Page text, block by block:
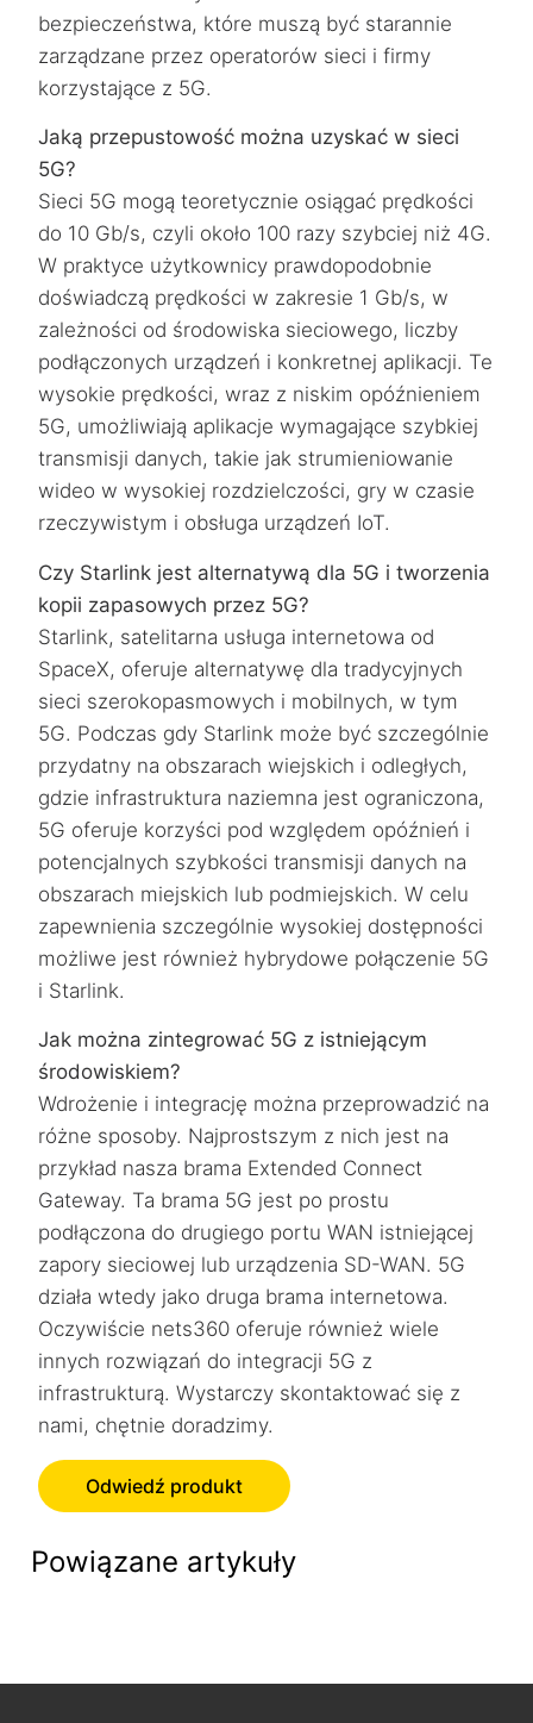
bezpieczeństwa, które muszą być starannie
zarządzane przez operatorów sieci i firmy
korzystające z 5G.
Jaką przepustowość można uzyskać w sieci
5G?
Sieci 5G mogą teoretycznie osiągać prędkości
do 10 Gb/s, czyli około 100 razy szybciej niż 4G.
W praktyce użytkownicy prawdopodobnie
doświadczą prędkości w zakresie 1 Gb/s, w
zależności od środowiska sieciowego, liczby
podłączonych urządzeń i konkretnej aplikacji. Te
wysokie prędkości, wraz z niskim opóźnieniem
5G, umożliwiają aplikacje wymagające szybkiej
transmisji danych, takie jak strumieniowanie
wideo w wysokiej rozdzielczości, gry w czasie
rzeczywistym i obsługa urządzeń IoT.
Czy Starlink jest alternatywą dla 5G i tworzenia
kopii zapasowych przez 5G?
Starlink, satelitarna usługa internetowa od
SpaceX, oferuje alternatywę dla tradycyjnych
sieci szerokopasmowych i mobilnych, w tym
5G. Podczas gdy Starlink może być szczególnie
przydatny na obszarach wiejskich i odległych,
gdzie infrastruktura naziemna jest ograniczona,
5G oferuje korzyści pod względem opóźnień i
potencjalnych szybkości transmisji danych na
obszarach miejskich lub podmiejskich. W celu
zapewnienia szczególnie wysokiej dostępności
możliwe jest również hybrydowe połączenie 5G
i Starlink.
Jak można zintegrować 5G z istniejącym
środowiskiem?
Wdrożenie i integrację można przeprowadzić na
różne sposoby. Najprostszym z nich jest na
przykład nasza brama Extended Connect
Gateway. Ta brama 5G jest po prostu
podłączona do drugiego portu WAN istniejącej
zapory sieciowej lub urządzenia SD-WAN. 5G
działa wtedy jako druga brama internetowa.
Oczywiście nets360 oferuje również wiele
innych rozwiązań do integracji 5G z
infrastrukturą. Wystarczy skontaktować się z
nami, chętnie doradzimy.
Odwiedź produkt
Powiązane artykuły